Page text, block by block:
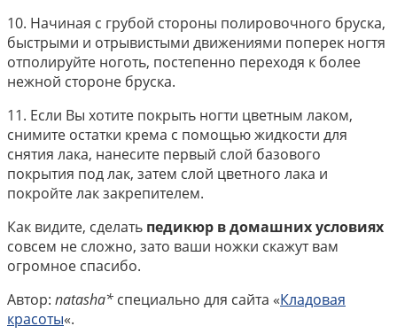
10. Начиная с грубой стороны полировочного бруска,
быстрыми и отрывистыми движениями поперек ногтя
отполируйте ноготь, постепенно переходя к более
нежной стороне бруска.
11. Если Вы хотите покрыть ногти цветным лаком,
снимите остатки крема с помощью жидкости для
снятия лака, нанесите первый слой базового
покрытия под лак, затем слой цветного лака и
покройте лак закрепителем.
Как видите, сделать педикюр в домашних условиях
совсем не сложно, зато ваши ножки скажут вам
огромное спасибо.
Автор: natasha* специально для сайта «Кладовая
красоты«.